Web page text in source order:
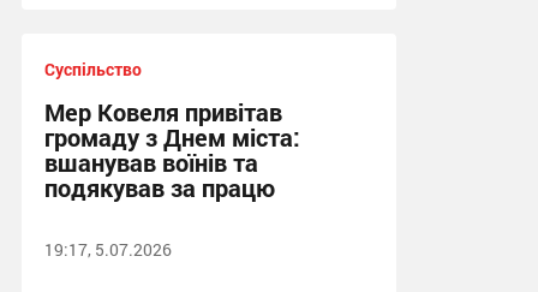
Суспільство
Мер Ковеля привітав
громаду з Днем міста:
вшанував воїнів та
подякував за працю
19:17, 5.07.2026